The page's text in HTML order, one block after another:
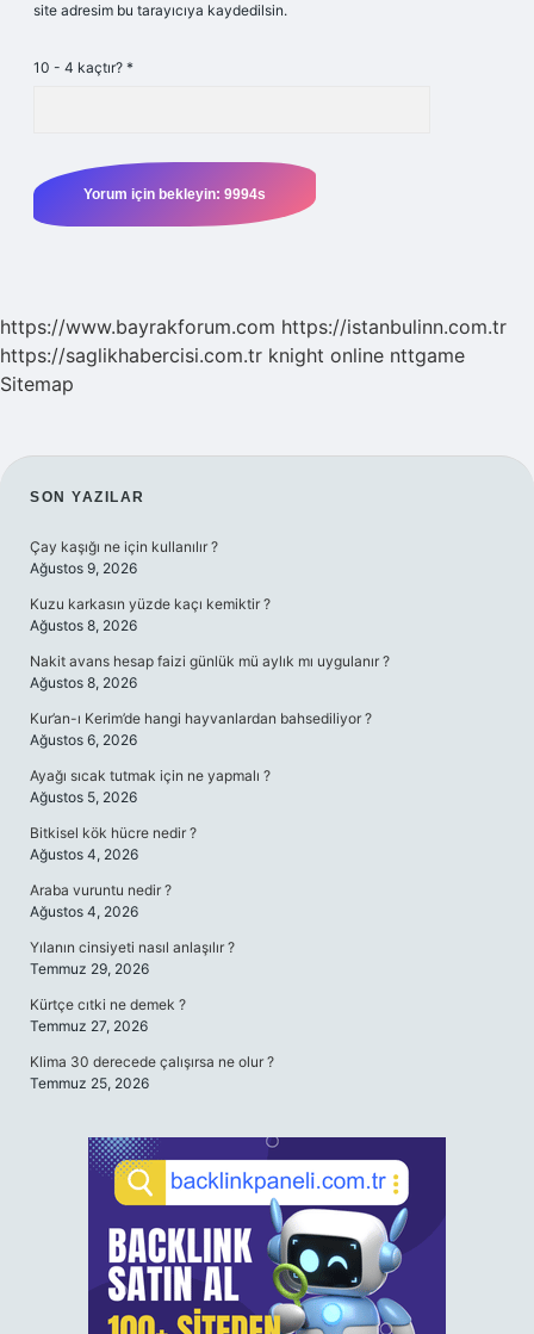
site adresim bu tarayıcıya kaydedilsin.
10 - 4 kaçtır? *
https://www.bayrakforum.com https://istanbulinn.com.tr
https://saglikhabercisi.com.tr knight online nttgame
Sitemap
SIDEBAR
SON YAZILAR
Çay kaşığı ne için kullanılır ?
Ağustos 9, 2026
Kuzu karkasın yüzde kaçı kemiktir ?
Ağustos 8, 2026
Nakit avans hesap faizi günlük mü aylık mı uygulanır ?
Ağustos 8, 2026
Kur’an-ı Kerim’de hangi hayvanlardan bahsediliyor ?
Ağustos 6, 2026
Ayağı sıcak tutmak için ne yapmalı ?
Ağustos 5, 2026
Bitkisel kök hücre nedir ?
Ağustos 4, 2026
Araba vuruntu nedir ?
Ağustos 4, 2026
Yılanın cinsiyeti nasıl anlaşılır ?
Temmuz 29, 2026
Kürtçe cıtki ne demek ?
Temmuz 27, 2026
Klima 30 derecede çalışırsa ne olur ?
Temmuz 25, 2026